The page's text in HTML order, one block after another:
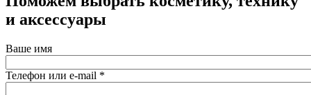
и аксессуары
Ваше имя
Телефон или e-mail *